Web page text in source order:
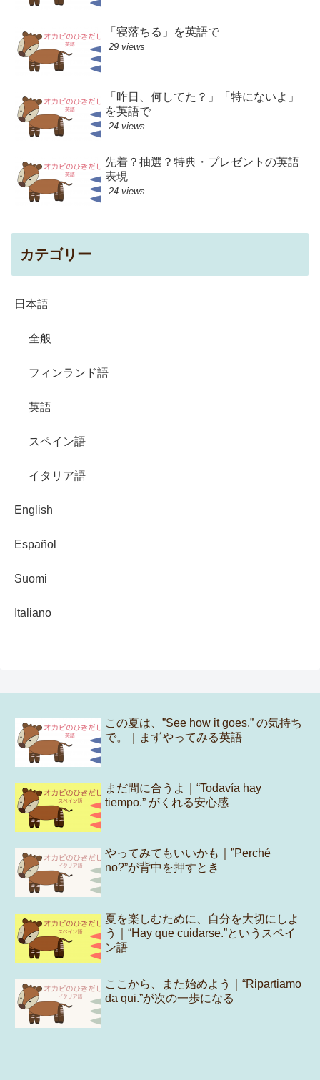
「寝落ちる」を英語で
29 views
「昨日、何してた？」「特にないよ」
を英語で
24 views
先着？抽選？特典・プレゼントの英語
表現
24 views
カテゴリー
日本語
全般
フィンランド語
英語
スペイン語
イタリア語
English
Español
Suomi
Italiano
この夏は、”See how it goes.” の気持ち
で。｜まずやってみる英語
まだ間に合うよ｜“Todavía hay
tiempo.” がくれる安心感
やってみてもいいかも｜”Perché
no?”が背中を押すとき
夏を楽しむために、自分を大切にしよ
う｜“Hay que cuidarse.”というスペイ
ン語
ここから、また始めよう｜“Ripartiamo
da qui.”が次の一歩になる